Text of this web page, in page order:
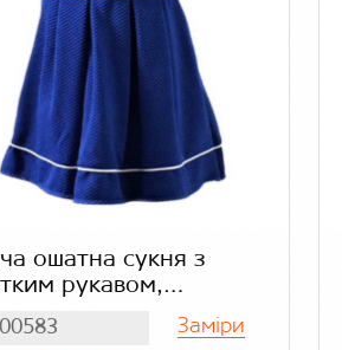
ошатна сукня з
рукавом,
Заміри